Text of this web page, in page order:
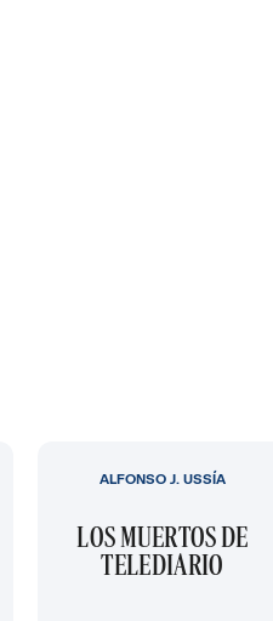
LOS MUERTOS DE
TELEDIARIO
ALFONSO J. USSÍA